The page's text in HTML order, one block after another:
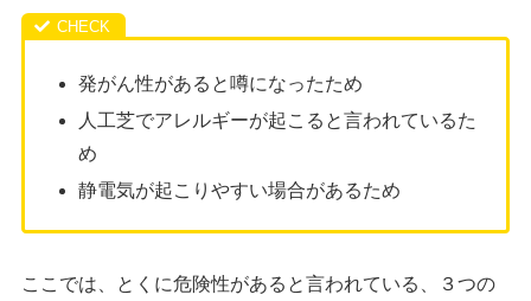
発がん性があると噂になったため
人工芝でアレルギーが起こると言われているた
め
静電気が起こりやすい場合があるため
ここでは、とくに危険性があると言われている、３つの